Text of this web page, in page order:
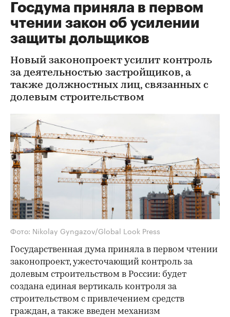
Госдума приняла в первом
чтении закон об усилении
защиты дольщиков
Новый законопроект усилит контроль
за деятельностью застройщиков, а
также должностных лиц, связанных с
долевым строительством
Фото: Nikolay Gyngazov/Global Look Press
Государственная дума приняла в первом чтении
законопроект, ужесточающий контроль за
долевым строительством в России: будет
создана единая вертикаль контроля за
строительством с привлечением средств
граждан, а также введен механизм